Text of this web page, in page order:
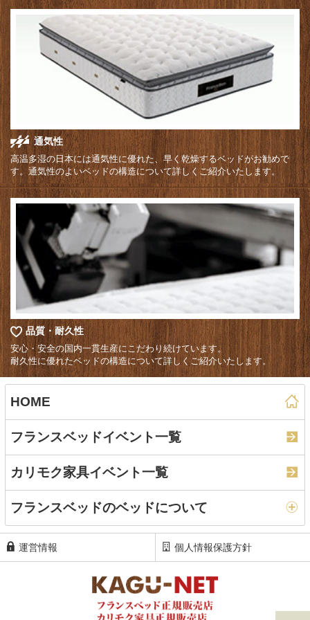
通気性
高温多湿の日本には通気性に優れた、早く乾燥するベッドがお勧めで
す。通気性のよいベッドの構造について詳しくご紹介いたします。
品質・耐久性
安心・安全の国内一貫生産にこだわり続けています。
耐久性に優れたベッドの構造について詳しくご紹介いたします。
HOME
フランスベッドイベント一覧
カリモク家具イベント一覧
フランスベッドのベッドについて
運営情報 個人情報保護方針